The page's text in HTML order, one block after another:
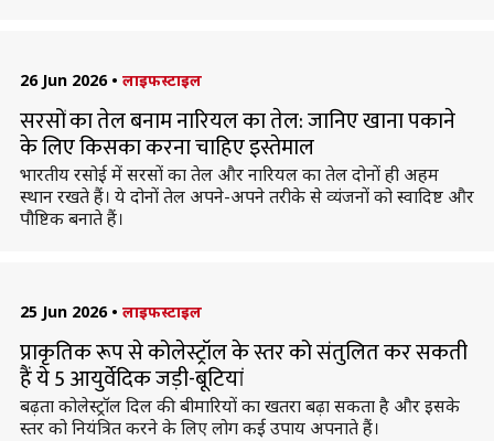
26 Jun 2026 • लाइफस्टाइल
सरसों का तेल बनाम नारियल का तेल: जानिए खाना पकाने
के लिए किसका करना चाहिए इस्तेमाल
भारतीय रसोई में सरसों का तेल और नारियल का तेल दोनों ही अहम
स्थान रखते हैं। ये दोनों तेल अपने-अपने तरीके से व्यंजनों को स्वादिष्ट और
पौष्टिक बनाते हैं।
25 Jun 2026 • लाइफस्टाइल
प्राकृतिक रूप से कोलेस्ट्रॉल के स्तर को संतुलित कर सकती
हैं ये 5 आयुर्वेदिक जड़ी-बूटियां
बढ़ता कोलेस्ट्रॉल दिल की बीमारियों का खतरा बढ़ा सकता है और इसके
स्तर को नियंत्रित करने के लिए लोग कई उपाय अपनाते हैं।